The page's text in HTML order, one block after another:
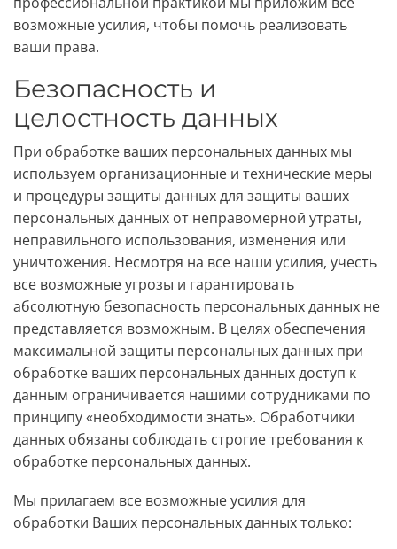
возможные усилия, чтобы помочь реализовать
ваши права.
Безопасность и
целостность данных
При обработке ваших персональных данных мы
используем организационные и технические меры
и процедуры защиты данных для защиты ваших
персональных данных от неправомерной утраты,
неправильного использования, изменения или
уничтожения. Несмотря на все наши усилия, учесть
все возможные угрозы и гарантировать
абсолютную безопасность персональных данных не
представляется возможным. В целях обеспечения
максимальной защиты персональных данных при
обработке ваших персональных данных доступ к
данным ограничивается нашими сотрудниками по
принципу «необходимости знать». Обработчики
данных обязаны соблюдать строгие требования к
обработке персональных данных.
Мы прилагаем все возможные усилия для
обработки Ваших персональных данных только: